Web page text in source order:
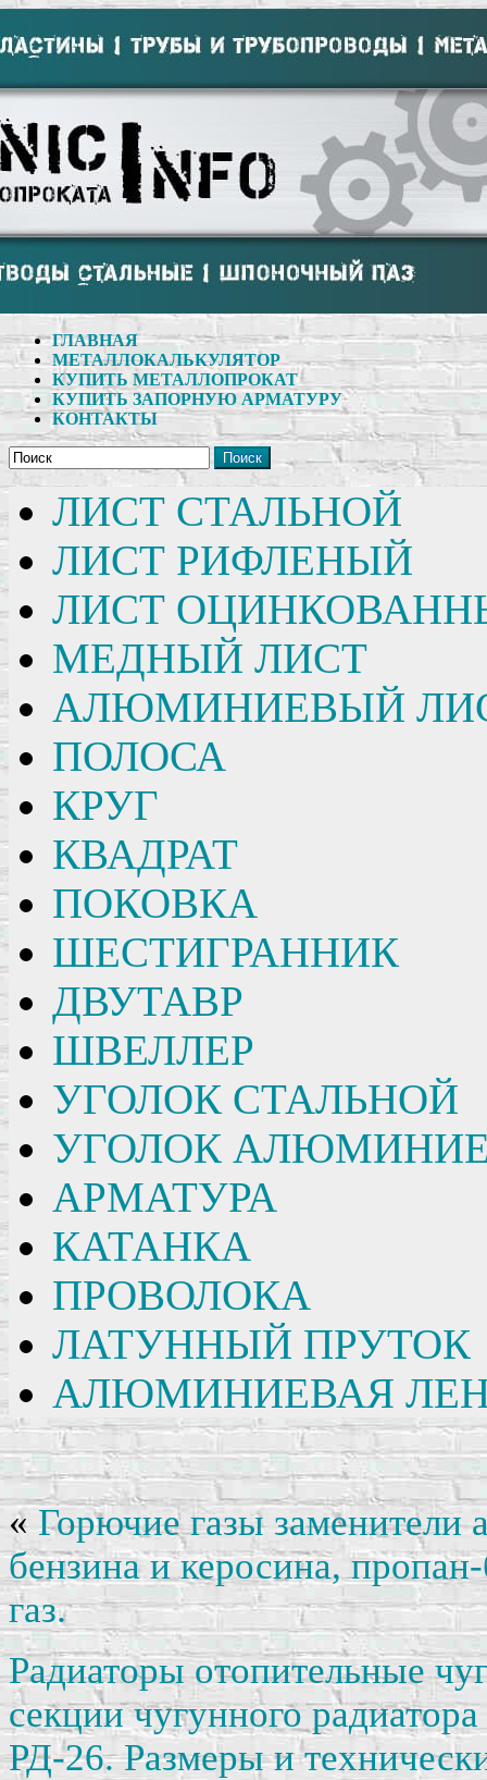
ГЛАВНАЯ
МЕТАЛЛОКАЛЬКУЛЯТОР
КУПИТЬ МЕТАЛЛОПРОКАТ
КУПИТЬ ЗАПОРНУЮ АРМАТУРУ
КОНТАКТЫ
Поиск
ЛИСТ СТАЛЬНОЙ
ЛИСТ РИФЛЕНЫЙ
ЛИСТ
МЕДНЫЙ ЛИСТ
АЛЮМИНИЕВЫЙ
ПОЛОСА
КРУГ
КВАДРАТ
ПОКОВКА
ШЕСТИГРАННИК
ДВУТАВР
ШВЕЛЛЕР
УГОЛОК СТАЛЬНОЙ
УГОЛОК
АРМАТУРА
КАТАНКА
ПРОВОЛОКА
ЛАТУННЫЙ ПРУТОК
АЛЮМИНИЕВАЯ
« Горючие газы заменители
бензина и керосина,
газ.
Радиаторы отопительные
секции чугунного
РД-26. Размеры и